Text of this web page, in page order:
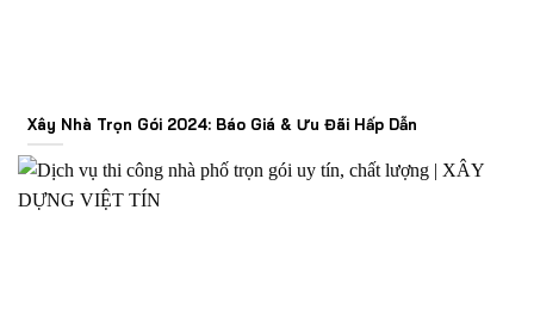
Xây Nhà Trọn Gói 2024: Báo Giá & Ưu Đãi Hấp Dẫn